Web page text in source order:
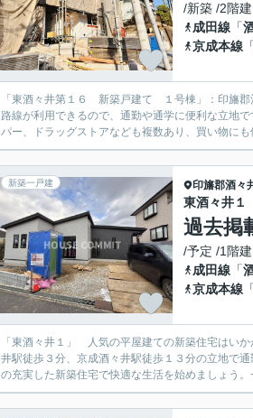
/新築 /2階建
成田線 「
京成本線 「
「東酒々井第１６ 新築戸建て １号棟」：印旛郡
路線が利用できるので、通勤や通学に便利な立地
パー、ドラッグストアなども複数あり、買い物に
新築一戸建 印旛郡酒々
東酒々井
過去掲
/予定 /1階建
成田線 「
京成本線 「
「東酒々井１」 人気の平屋建ての新築住宅はい
井駅徒歩３分、京成酒々井駅徒歩１３分の立地で
の充実した新築住宅で快適な生活を始めましょう